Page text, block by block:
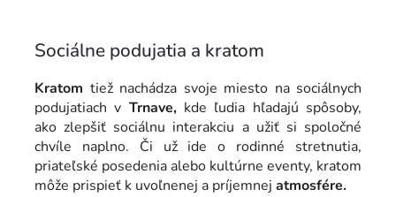
Sociálne podujatia a kratom
Kratom tiež nachádza svoje miesto na sociálnych
podujatiach v Trnave,kde ľudia hľadajú spôsoby,
ako zlepšiť sociálnu interakciu a užiť si spoločné
chvíle naplno. Či už ide o rodinné stretnutia,
priateľské posedenia alebo kultúrne eventy, kratom
môže prispieť k uvoľnenej a príjemnej atmosfére.